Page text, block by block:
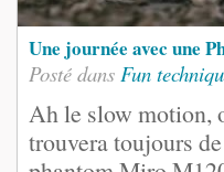
Une journée avec une
Posté dans Fun
Ah le slow motion,
trouvera toujours